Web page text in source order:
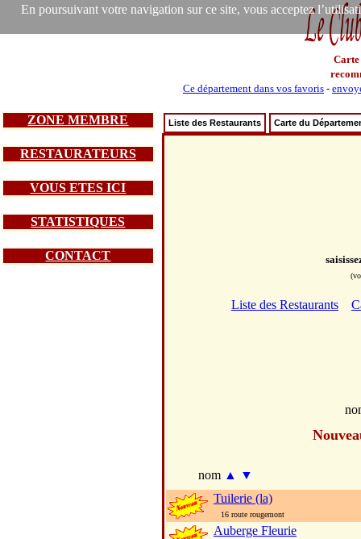
En poursuivant votre navigation sur ce site, vous acceptez
Carte
Ce département dans vos favoris -
ZONE MEMBRE
RESTAURATEURS
VOUS ETES ICI
STATISTIQUES
CONTACT
Liste des Restaurants Carte du
Liste des Restaurants
nom ▲
▼
Tuilerie (la)
16 route rougemont
Auberge Fleurie